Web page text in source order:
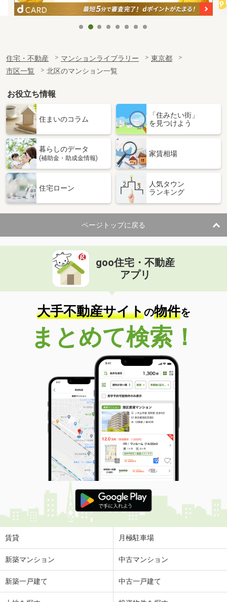
住宅・不動産 マンションライブラリー
東京都
市区一覧
北区のマンション一覧
お役立ち情報
住まいのコラム
「住みたい街」
を見つけよう
暮らしのデータ
(補助金・助成金情報)
家賃相場
住宅ローン
人気タウン
ランキング
ページトップに戻る
goo住宅・不動産
アプリ
大手不動産サイトの物件を
まとめて検索！
賃貸 月極駐車場
新築マンション 中古マンション
新築一戸建て 中古一戸建て